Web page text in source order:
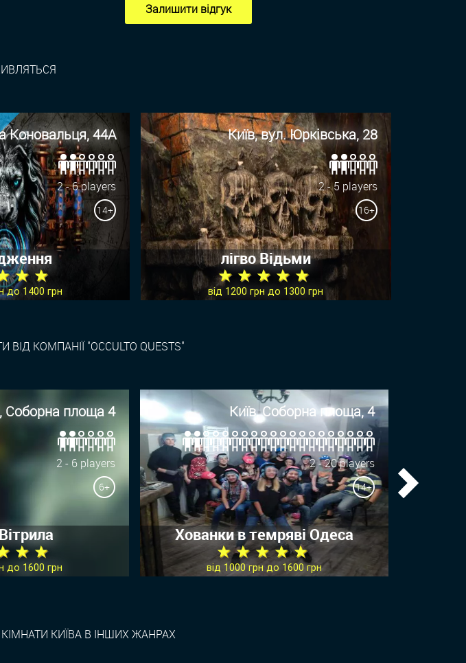
Залишити відгук
Коновальця, 44А
2 - 6 players
14+
★ ★
до 1400 грн
Київ, вул. Юрківська, 28
2 - 5 players
16+
лігво Відьми
★ ★ ★ ★ ★
від 1200 грн до 1300 грн
КОМПАНІЇ "OCCULTO QUESTS"
Соборна площа 4
2 - 6 players
6+
★ ★
до 1600 грн
Київ, Соборна площа, 4
2 - 20 players
14+
Хованки в темряві Одеса
★ ★ ★ ★ ★
від 1000 грн до 1600 грн
КИЇВА В ІНШИХ ЖАНРАХ